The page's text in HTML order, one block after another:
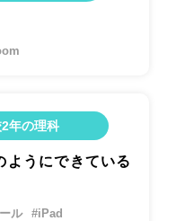
年の理科
ようにできている
ル #iPad